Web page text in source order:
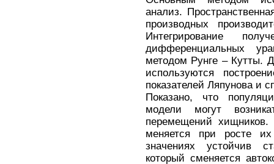
анализ.
производных
Интегрирование
дифференциальных
методом Рунге – Кутты.
используются
показателей Ляпунова и
Показано, что
модели могут
перемещений
меняется при росте
значениях устойчив
который сменяется